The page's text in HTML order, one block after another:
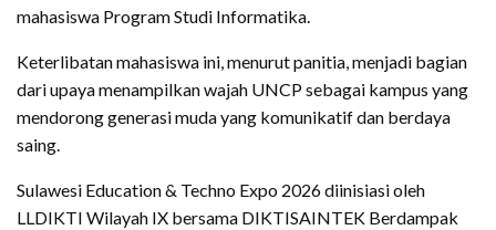
mahasiswa Program Studi Informatika.
Keterlibatan mahasiswa ini, menurut panitia, menjadi bagian
dari upaya menampilkan wajah UNCP sebagai kampus yang
mendorong generasi muda yang komunikatif dan berdaya
saing.
Sulawesi Education & Techno Expo 2026 diinisiasi oleh
LLDIKTI Wilayah IX bersama DIKTISAINTEK Berdampak